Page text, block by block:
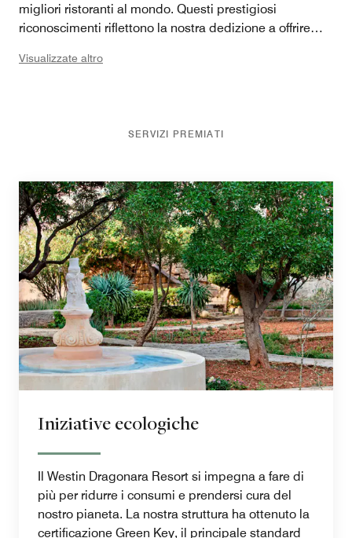
migliori ristoranti al mondo. Questi prestigiosi
riconoscimenti riflettono la nostra dedizione a offrire
ed esperienze indimenticabili per ogni ospite.
Visualizzate altro
SERVIZI PREMIATI
Iniziative ecologiche
Il Westin Dragonara Resort si impegna a fare di
più per ridurre i consumi e prendersi cura del
nostro pianeta. La nostra struttura ha ottenuto la
certificazione Green Key, il principale standard